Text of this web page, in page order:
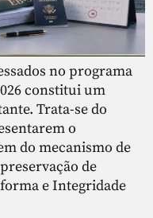
no programa
constitui um
Trata-se do
o
do mecanismo de
de
e Integridade